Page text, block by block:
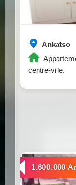
Ankatso
centre-ville.
a louer
1.600.000 Ar